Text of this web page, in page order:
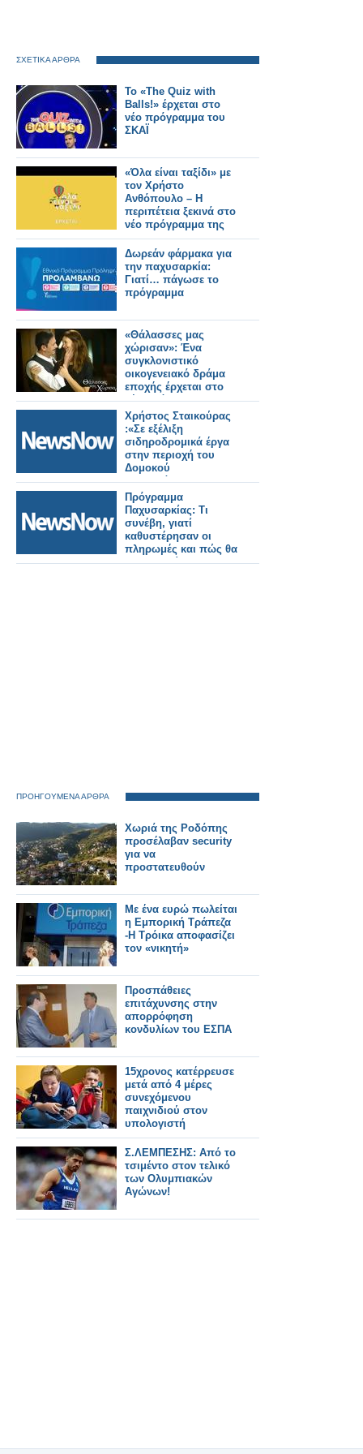
ΣΧΕΤΙΚΑ ΑΡΘΡΑ
Το «The Quiz with
Balls!» έρχεται στο
νέο πρόγραμμα του
ΣΚΑΪ
«Όλα είναι ταξίδι» με
τον Χρήστο
Ανθόπουλο – Η
περιπέτεια ξεκινά στο
νέο πρόγραμμα της
ΕΡΤ
Δωρεάν φάρμακα για
την παχυσαρκία:
Γιατί… πάγωσε το
πρόγραμμα
«Θάλασσες μας
χώρισαν»: Ένα
συγκλονιστικό
οικογενειακό δράμα
εποχής έρχεται στο
νέο πρόγραμμα της
ΕΡΤ
Χρήστος Σταικούρας
:«Σε εξέλιξη
σιδηροδρομικά έργα
στην περιοχή του
Δομοκού
αποκατάστασης
Daniel 188 εκατ. ευρώ.
Πρόγραμμα
Παχυσαρκίας: Τι
συνέβη, γιατί
καθυστέρησαν οι
πληρωμές και πώς θα
συνεχιστεί
ΠΡΟΗΓΟΥΜΕΝΑ ΑΡΘΡΑ
Χωριά της Ροδόπης
προσέλαβαν security
για να
προστατευθούν
Με ένα ευρώ πωλείται
η Εμπορική Τράπεζα
-Η Τρόικα αποφασίζει
τον «νικητή»
Προσπάθειες
επιτάχυνσης στην
απορρόφηση
κονδυλίων του ΕΣΠΑ
15χρονος κατέρρευσε
μετά από 4 μέρες
συνεχόμενου
παιχνιδιού στον
υπολογιστή
Σ.ΛΕΜΠΕΣΗΣ: Από το
τσιμέντο στον τελικό
των Ολυμπιακών
Αγώνων!